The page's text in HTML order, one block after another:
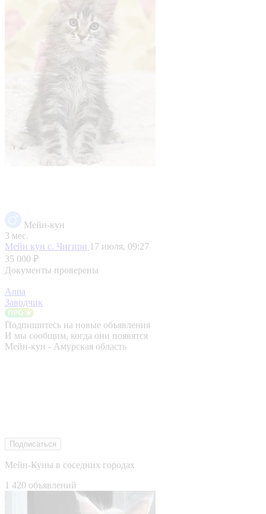
Мейн-кун
3 мес.
Мейн кун с. Чигири 17 июля, 09:27
35 000 ₽
Документы проверены
Anna
Заводчик
Подпишитесь на новые объявления
И мы сообщим, когда они появятся
Мейн-кун - Амурская область
Подписаться
Мейн-Куны в соседних городах
1 420 объявлений